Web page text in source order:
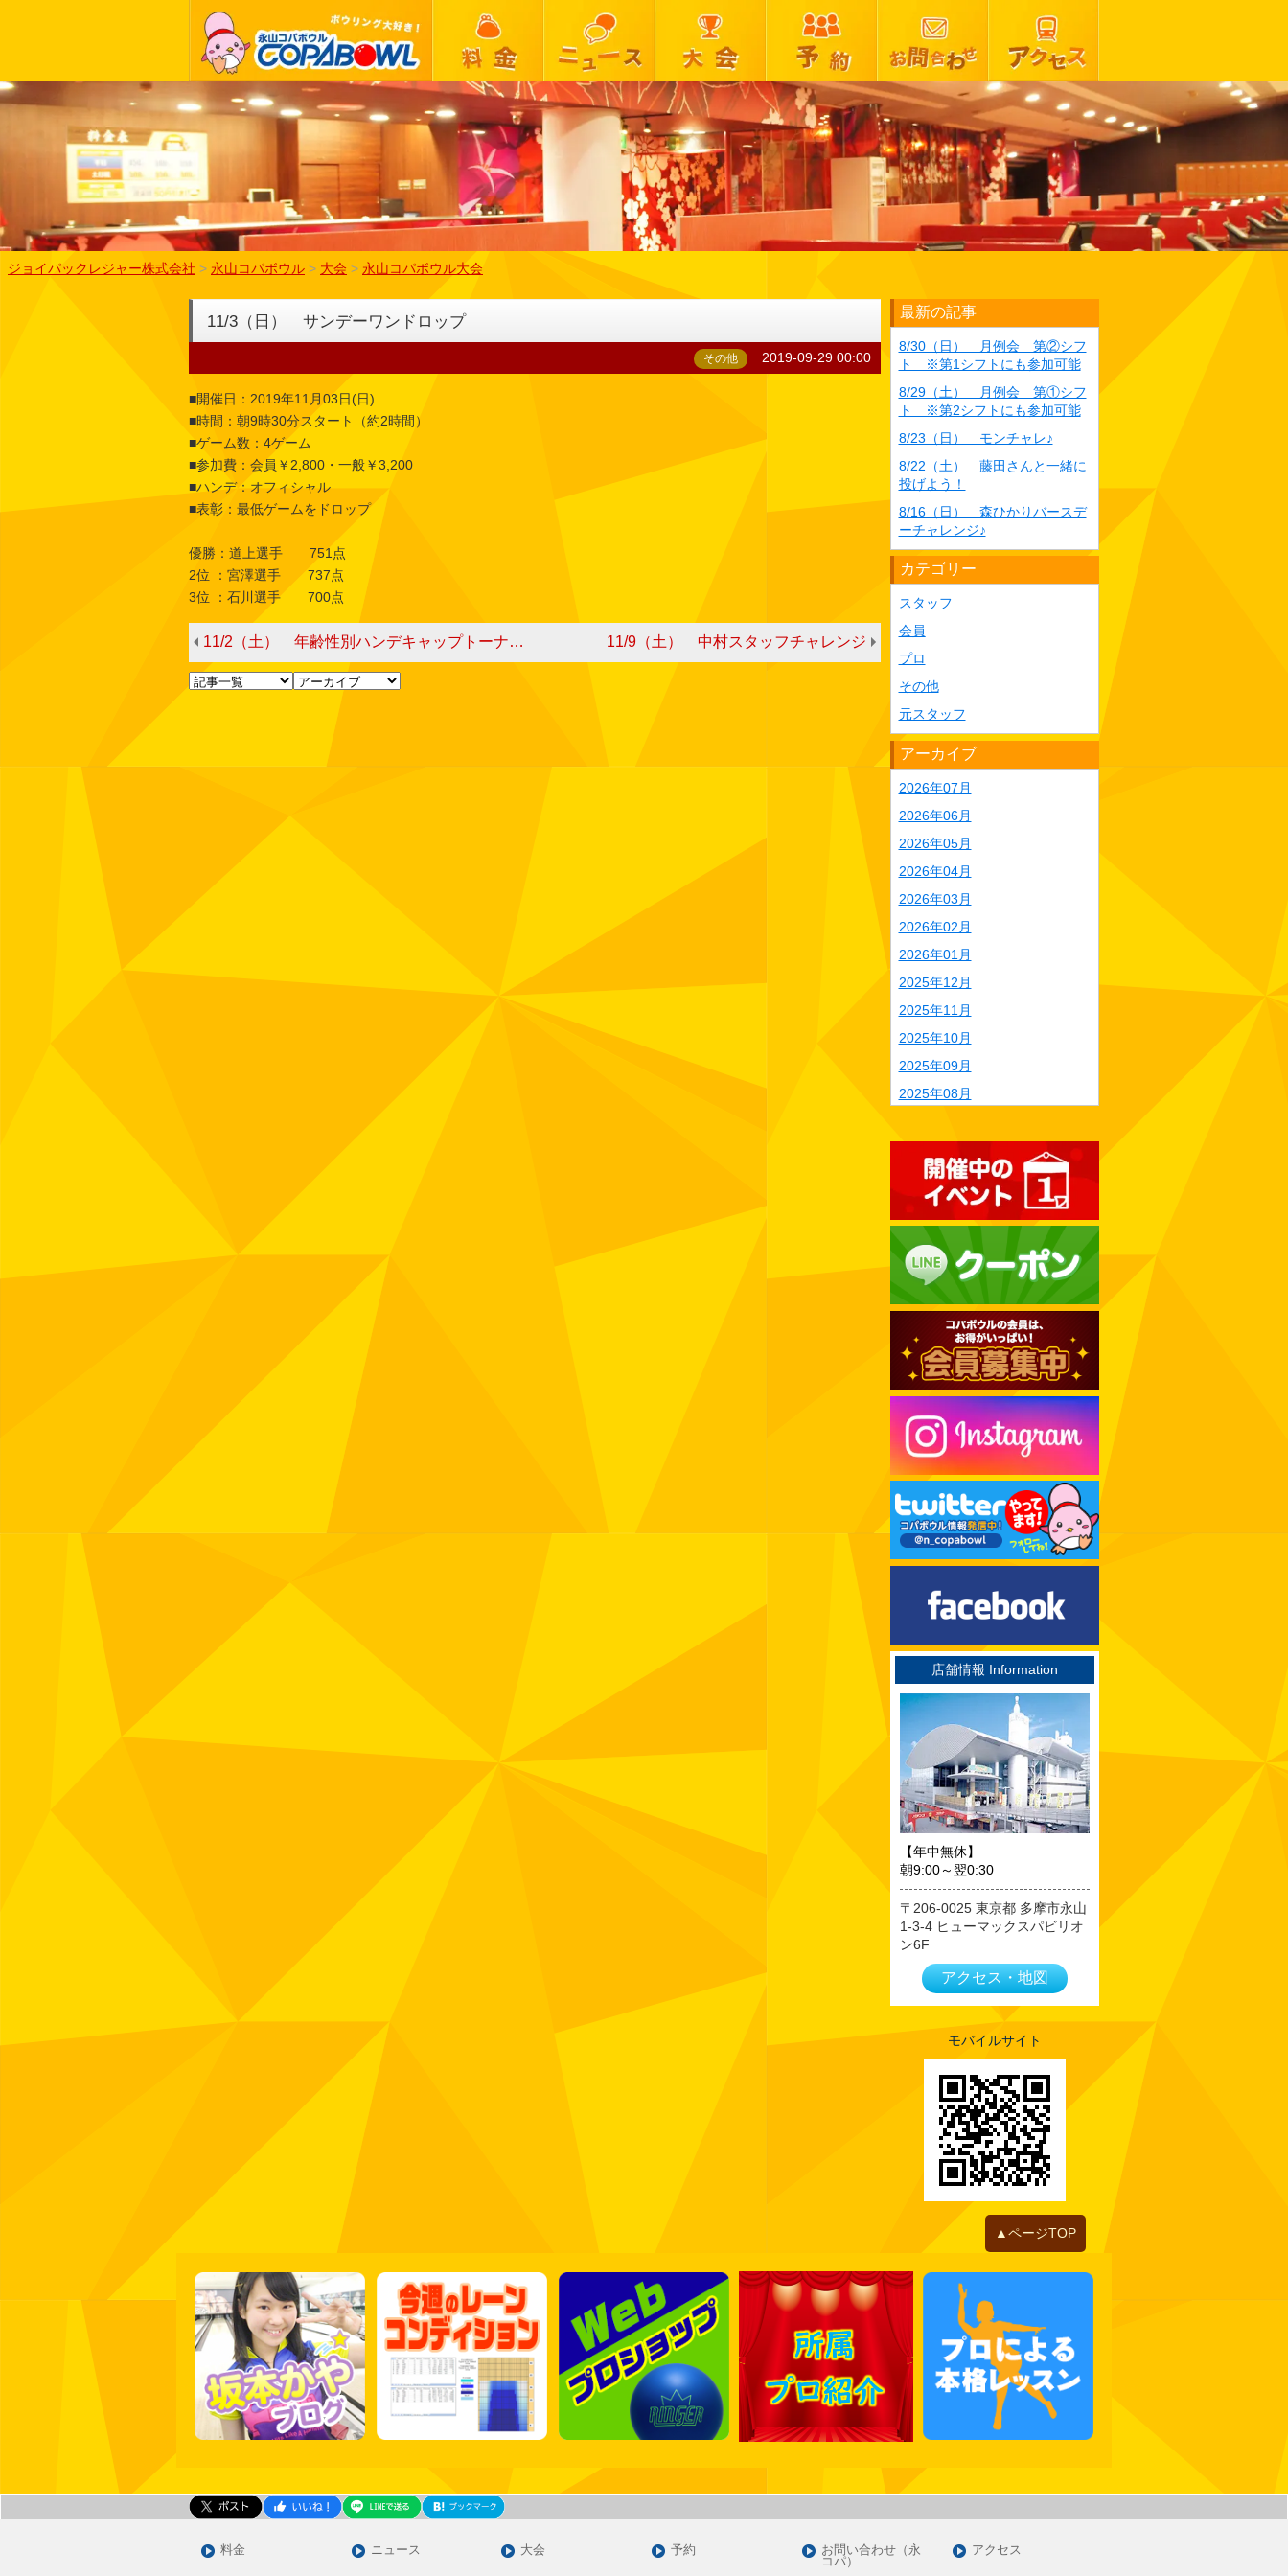
ジョイパックレジャー株式会社 > 永山コパボウル > 大会 > 永山コパボウル大会
11/3（日） サンデーワンドロップ
その他 2019-09-29 00:00
■開催日：2019年11月03日(日)
■時間：朝9時30分スタート（約2時間）
■ゲーム数：4ゲーム
■参加費：会員￥2,800・一般￥3,200
■ハンデ：オフィシャル
■表彰：最低ゲームをドロップ
優勝：道上選手 751点
2位 ：宮澤選手 737点
3位 ：石川選手 700点
11/2（土） 年齢性別ハンデキャップトーナメント 11/9（土） 中村スタッフチャレンジ
最新の記事
8/30（日） 月例会 第②シフ
ト ※第1シフトにも参加可能
8/29（土） 月例会 第①シフ
ト ※第2シフトにも参加可能
8/23（日） モンチャレ♪
8/22（土） 藤田さんと一緒に
投げよう！
8/16（日） 森ひかりバースデ
ーチャレンジ♪
カテゴリー
スタッフ
会員
プロ
その他
元スタッフ
アーカイブ
2026年07月
2026年06月
2026年05月
2026年04月
2026年03月
2026年02月
2026年01月
2025年12月
2025年11月
2025年10月
2025年09月
2025年08月
2025年05月
2025年04月
2025年03月
2025年02月
2025年01月
2024年12月
2024年11月
2024年10月
2024年09月
2024年08月
2024年07月
2024年06月
2024年05月
2024年04月
2024年03月
2024年02月
2024年01月
2023年12月
2023年11月
2023年10月
2023年09月
2023年08月
2023年07月
2023年06月
2023年05月
2023年04月
2023年02月
2023年01月
2022年12月
2022年11月
2022年10月
2022年08月
2022年07月
2022年06月
2022年05月
2022年04月
2022年01月
2021年11月
2021年10月
2021年09月
2021年07月
2021年06月
2021年05月
2021年01月
店舗情報 Information
【年中無休】
朝9:00～翌0:30
206-0025 東京都 多摩市永山
1-3-4 ヒューマックスパビリオ
ン6F
アクセス・地図
モバイルサイト
▲ページTOP
料金 ニュース 大会 予約
お問い合わせ（永
コパ）
アクセス